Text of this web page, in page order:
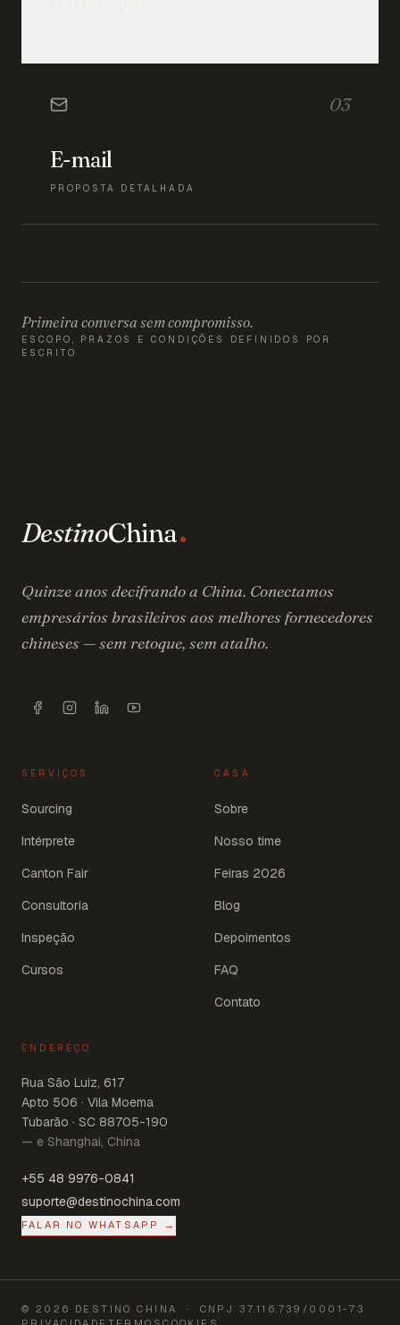
03
E-mail
PROPOSTA DETALHADA
Primeira conversa sem compromisso.
ESCOPO, PRAZOS E CONDIÇÕES DEFINIDOS POR
ESCRITO
DestinoChina
Quinze anos decifrando a China. Conectamos
empresários brasileiros aos melhores fornecedores
chineses — sem retoque, sem atalho.
SERVIÇOS
Sourcing
Intérprete
Canton Fair
Consultoria
Inspeção
Cursos
CASA
Sobre
Nosso time
Feiras 2026
Blog
Depoimentos
FAQ
Contato
ENDEREÇO
Rua São Luiz, 617
Apto 506 · Vila Moema
Tubarão · SC 88705-190
— e Shanghai, China
+55 48 9976-0841
suporte@destinochina.com
FALAR NO WHATSAPP →
© 2026 DESTINO CHINA · CNPJ 37.116.739/0001-73